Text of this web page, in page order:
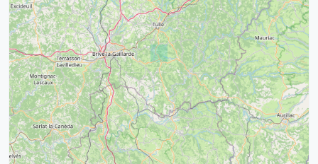
15
21
14
32
39
52 68
43